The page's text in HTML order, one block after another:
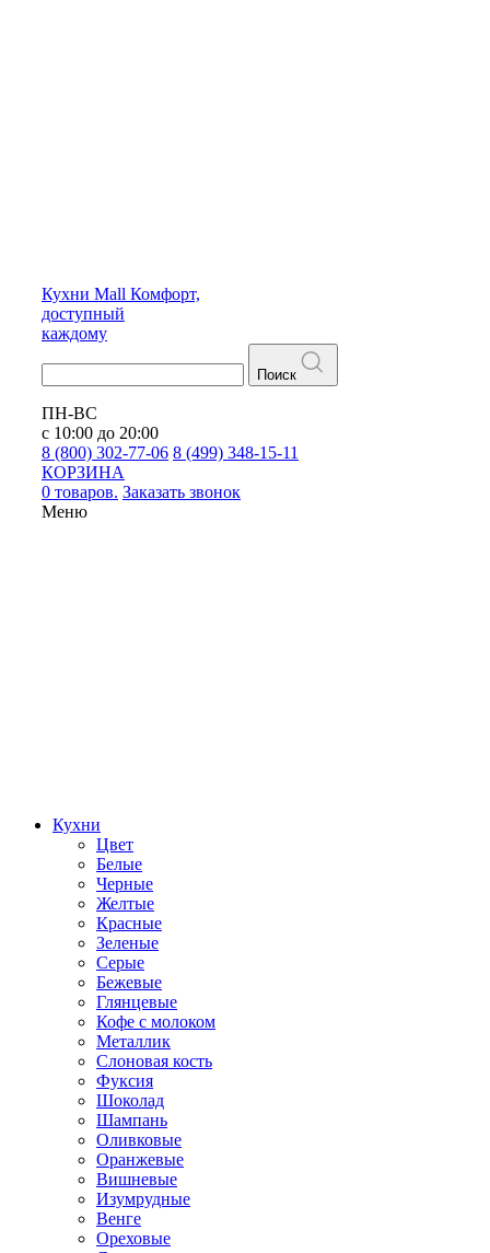
Кухни Mall Комфорт,
доступный
каждому
Поиск
ПН-ВС
с 10:00 до 20:00
8 (800) 302-77-06 8 (499) 348-15-11
КОРЗИНА
0 товаров. Заказать звонок
Меню
Кухни
Цвет
Белые
Черные
Желтые
Красные
Зеленые
Серые
Бежевые
Глянцевые
Кофе с молоком
Металлик
Слоновая кость
Фуксия
Шоколад
Шампань
Оливковые
Оранжевые
Вишневые
Изумрудные
Венге
Ореховые